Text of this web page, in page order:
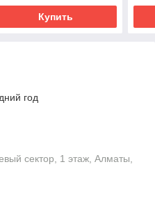
Купить
год
сектор, 1 этаж, Алматы,